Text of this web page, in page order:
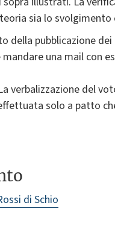
sia lo svolgimento
della pubblicazione
una mail con
verbalizzazione del
solo a patto
di Schio